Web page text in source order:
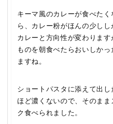
キーマ風のカレーが食べた
ら、カレー粉がほんの少しし
カレーと方向性が変わりま
ものを朝食べたらおいしか
ますね。
ショートパスタに添えて出
ほど濃くないので、そのま
ク食べられました。